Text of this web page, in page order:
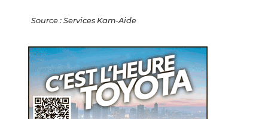
Source : Services Kam-Aide